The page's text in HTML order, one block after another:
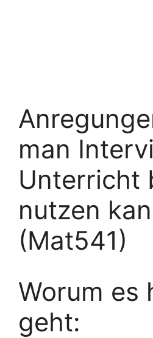
man
Unterricht
nutzen
(Mat541)
Worum es
geht: